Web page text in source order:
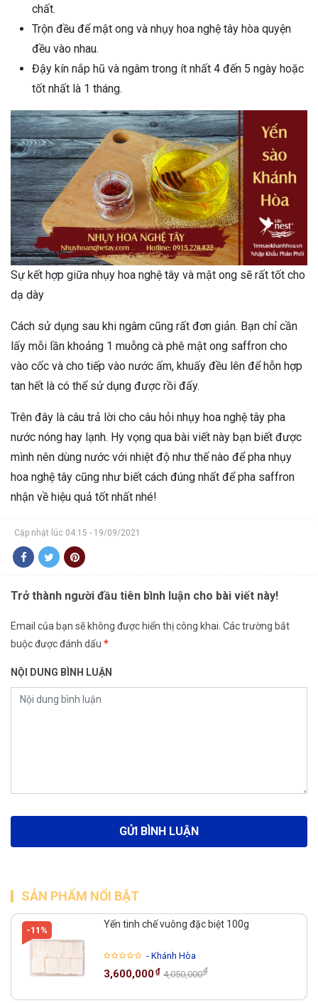
chất.
Trộn đều để mật ong và nhụy hoa nghệ tây hòa quyện
đều vào nhau.
Đậy kín nắp hũ và ngâm trong ít nhất 4 đến 5 ngày hoặc
tốt nhất là 1 tháng.
Sự kết hợp giữa nhụy hoa nghệ tây và mật ong sẽ rất tốt cho
dạ dày
Cách sử dụng sau khi ngâm cũng rất đơn giản. Bạn chỉ cần
lấy mỗi lần khoảng 1 muỗng cà phê mật ong saffron cho
vào cốc và cho tiếp vào nước ấm, khuấy đều lên để hỗn hợp
tan hết là có thể sử dụng được rồi đấy.
Trên đây là câu trả lời cho câu hỏi nhụy hoa nghệ tây pha
nước nóng hay lạnh. Hy vọng qua bài viết này bạn biết được
mình nên dùng nước với nhiệt độ như thế nào để pha nhụy
hoa nghệ tây cũng như biết cách đúng nhất để pha saffron
nhận về hiệu quả tốt nhất nhé!
Cập nhật lúc 04:15 - 19/09/2021
Trở thành người đầu tiên bình luận cho bài viết này!
Email của bạn sẽ không được hiển thị công khai. Các trường bắt
buộc được đánh dấu *
NỘI DUNG BÌNH LUẬN
SẢN PHẨM NỔI BẬT
-11%
Yến tinh chế vuông đặc biệt 100g
- Khánh Hòa
3,600,000₫ 4,050,000₫